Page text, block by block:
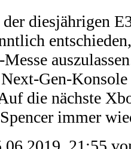
diesjährigen
Gen-
die nächste
immer